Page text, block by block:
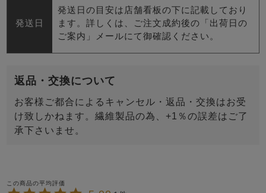
発送日
発送日の目安は店舗看板の下に記載しており
ます。詳しくは、ご注文成約後の「出荷日の
ご案内」メールにて御確認ください。
返品・交換について
お客様ご都合によるキャンセル・返品・交換はお受
け致しかねます。繊維製品の為、+1％の誤差はご了
承下さいませ。